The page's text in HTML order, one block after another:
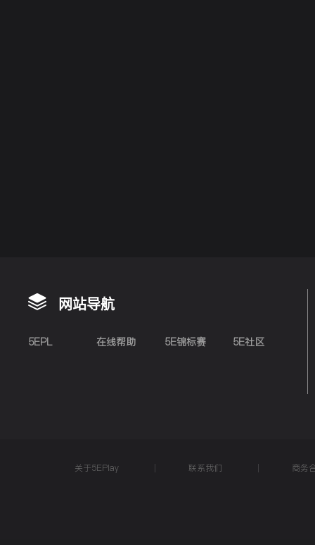
网站导航
5EPL 在线帮助 5E锦标赛 5E社区
关于5EPlay 联系我们 商务